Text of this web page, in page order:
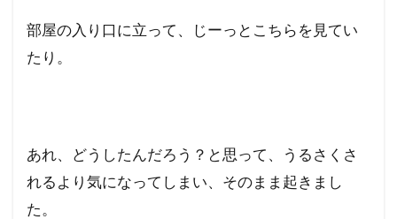
部屋の入り口に立って、じーっとこちらを見てい
たり。
あれ、どうしたんだろう？と思って、うるさくさ
れるより気になってしまい、そのまま起きまし
た。